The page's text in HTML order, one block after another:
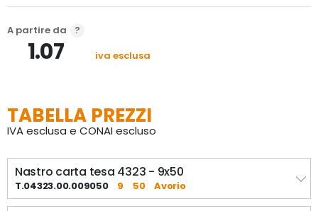
A partire da
1.07 iva esclusa
TABELLA PREZZI
IVA esclusa e CONAI escluso
Nastro carta tesa 4323 - 9x50
T.04323.00.009050 9 50 Avorio